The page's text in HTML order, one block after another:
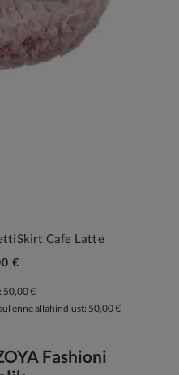
Cafe Latte
€
50,00 €
enne allahindlust:50,00 €
Fashioni